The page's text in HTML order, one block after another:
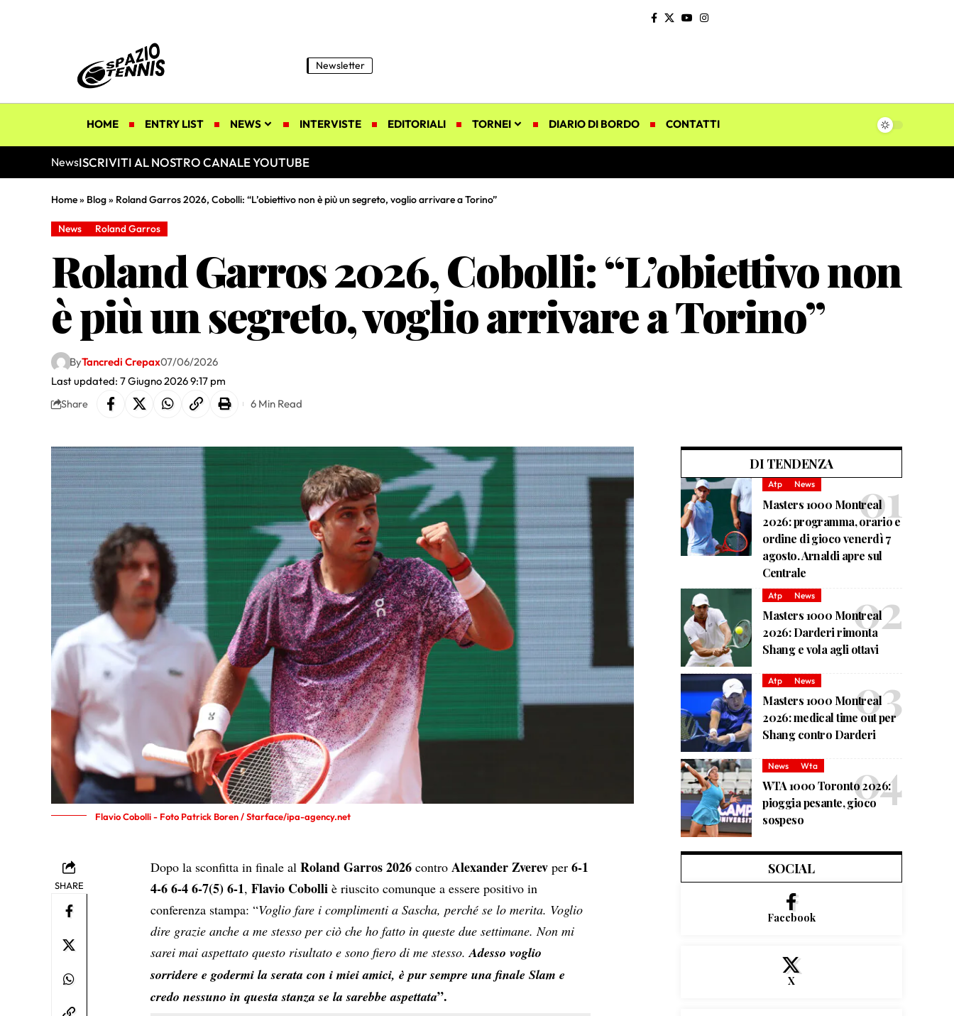
Newsletter
HOME ENTRY LIST NEWS INTERVISTE EDITORIALI TORNEI DIARIO DI BORDO CONTATTI
NewsISCRIVITI AL NOSTRO CANALE YOUTUBE
Home» Blog» Roland Garros 2026, Cobolli: “L’obiettivo non è più un segreto, voglio arrivare a Torino”
News Roland Garros
Roland Garros 2026, Cobolli: “L’obiettivo non
è più un segreto, voglio arrivare a Torino”
Last updated: 7 Giugno 2026 9:17 pm
ByTancredi Crepax07/06/2026
Share 6 Min Read
Flavio Cobolli - Foto Patrick Boren / Starface/ipa-agency.net
SHARE
Dopo la sconfitta in finale alRoland Garros 2026 contro Alexander Zverev per6-1
4-6 6-4 6-7(5) 6-1,Flavio Cobolliè riuscito comunque a essere positivo in
conferenza stampa: “Voglio fare i complimenti a Sascha, perché se lo merita. Voglio
dire grazie anche a me stesso per ciò che ho fatto in queste due settimane. Non mi
sarei mai aspettato questo risultato e sono fiero di me stesso.Adesso voglio
sorridere e godermi la serata con i miei amici, è pur sempre una finale Slam e
credo nessuno in questa stanza se la sarebbe aspettata”.
DI TENDENZA
Atp News
Masters 1000 Montreal
2026: programma, orario e
ordine di gioco venerdì 7
agosto. Arnaldi apre sul
Centrale
Atp News
Masters 1000 Montreal
2026: Darderi rimonta
Shang e vola agli ottavi
Atp News
Masters 1000 Montreal
2026: medical time out per
Shang contro Darderi
News Wta
WTA 1000 Toronto 2026:
pioggia pesante, gioco
sospeso
SOCIAL
Facebook
X